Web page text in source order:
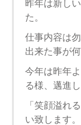
昨年は新し
た。
仕事内容は
出来た事が
今年は昨年
る様、邁進
「笑顔溢れ
い致します。